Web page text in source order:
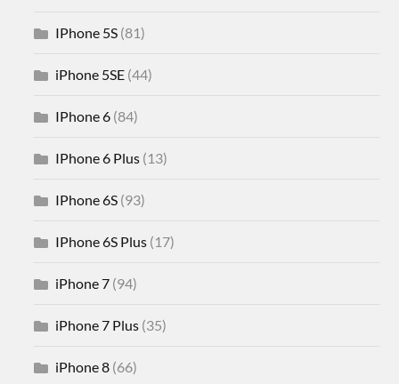
IPhone 5S (81)
iPhone 5SE (44)
IPhone 6 (84)
IPhone 6 Plus (13)
IPhone 6S (93)
IPhone 6S Plus (17)
iPhone 7 (94)
iPhone 7 Plus (35)
iPhone 8 (66)